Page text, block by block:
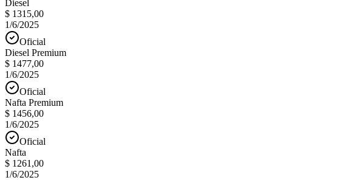
Diesel
$ 1315,00
1/6/2025
Oficial
Diesel Premium
$ 1477,00
1/6/2025
Oficial
Nafta Premium
$ 1456,00
1/6/2025
Oficial
Nafta
$ 1261,00
1/6/2025